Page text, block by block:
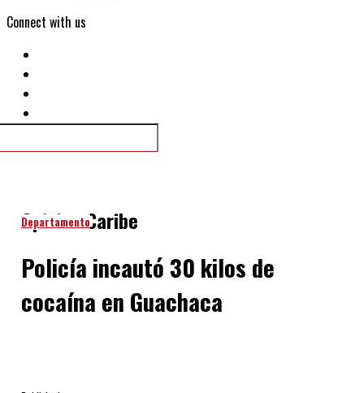
Connect with us
Opinion Caribe
Departamento
Policía incautó 30 kilos de
cocaína en Guachaca